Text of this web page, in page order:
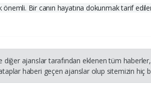
Bir canın hayatına dokunmak tarif
diğer ajanslar tarafından eklenen tüm
haberi geçen ajanslar olup sitemizin hiç